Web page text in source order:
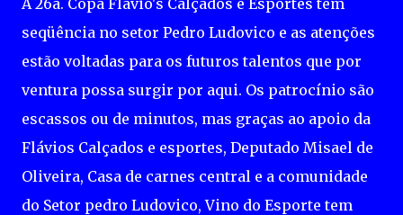
A 26a. Copa Flávio's Calçados e Esportes tem
seqüência no setor Pedro Ludovico e as atenções
estão voltadas para os futuros talentos que por
ventura possa surgir por aqui. Os patrocínio são
escassos ou de minutos, mas graças ao apoio da
Flávios Calçados e esportes, Deputado Misael de
Oliveira, Casa de carnes central e a comunidade
do Setor pedro Ludovico, Vino do Esporte tem